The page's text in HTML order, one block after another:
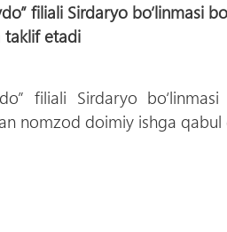
filiali Sirdaryo bо‘linmasi
taklif etadi
filiali Sirdaryo bо‘linmasi
nomzod doimiy ishga qabul